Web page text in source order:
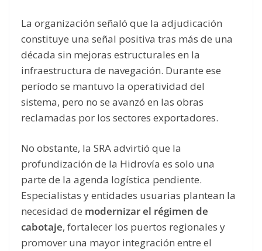
La organización señaló que la adjudicación
constituye una señal positiva tras más de una
década sin mejoras estructurales en la
infraestructura de navegación. Durante ese
período se mantuvo la operatividad del
sistema, pero no se avanzó en las obras
reclamadas por los sectores exportadores.
No obstante, la SRA advirtió que la
profundización de la Hidrovía es solo una
parte de la agenda logística pendiente.
Especialistas y entidades usuarias plantean la
necesidad de modernizar el régimen de
cabotaje, fortalecer los puertos regionales y
promover una mayor integración entre el